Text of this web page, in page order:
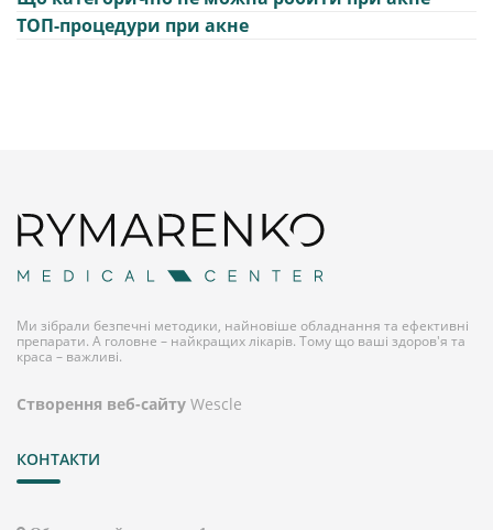
ТОП-процедури при акне
Ми зібрали безпечні методики, найновіше обладнання та ефективні
препарати. А головне – найкращих лікарів. Тому що ваші здоров'я та
краса – важливі.
Створення веб-сайту Wescle
КОНТАКТИ